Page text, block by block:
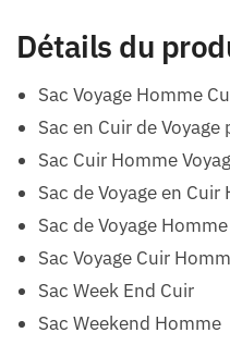
Détails du
Sac Voyage Homme
Sac en Cuir de
Sac Cuir Homme
Sac de Voyage en Cuir
Sac de Voyage
Sac Voyage Cuir
Sac Week End Cuir
Sac Weekend Homme